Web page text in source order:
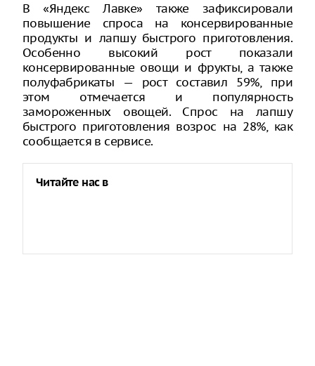
В «Яндекс Лавке» также зафиксировали
повышение спроса на консервированные
продукты и лапшу быстрого приготовления.
Особенно высокий рост показали
консервированные овощи и фрукты, а также
полуфабрикаты — рост составил 59%, при
этом отмечается и популярность
замороженных овощей. Спрос на лапшу
быстрого приготовления возрос на 28%, как
сообщается в сервисе.
Читайте нас в